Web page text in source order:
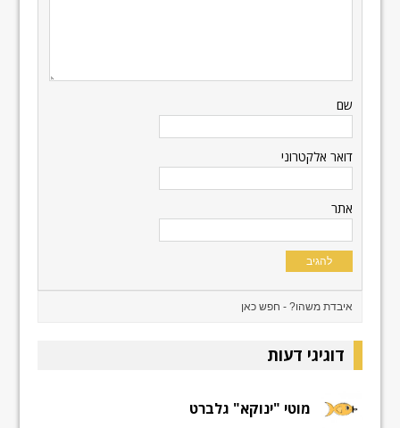
שם
דואר אלקטרוני
אתר
דוגיגי דעות
מוטי "ינוקא" גלברט